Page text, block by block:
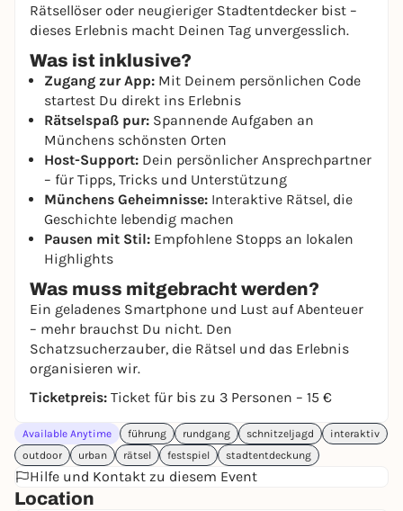
Rätsellöser oder neugieriger Stadtentdecker bist –
dieses Erlebnis macht Deinen Tag unvergesslich.
Was ist inklusive?
Zugang zur App: Mit Deinem persönlichen Code
startest Du direkt ins Erlebnis
Rätselspaß pur: Spannende Aufgaben an
Münchens schönsten Orten
Host-Support: Dein persönlicher Ansprechpartner
– für Tipps, Tricks und Unterstützung
Münchens Geheimnisse: Interaktive Rätsel, die
Geschichte lebendig machen
Pausen mit Stil: Empfohlene Stopps an lokalen
Highlights
Was muss mitgebracht werden?
Ein geladenes Smartphone und Lust auf Abenteuer
– mehr brauchst Du nicht. Den
Schatzsucherzauber, die Rätsel und das Erlebnis
organisieren wir.
Ticketpreis: Ticket für bis zu 3 Personen – 15 €
Available Anytime führung rundgang schnitzeljagd
interaktiv
outdoor
urban rätsel festspiel stadtentdeckung
Hilfe und Kontakt zu diesem Event
Location